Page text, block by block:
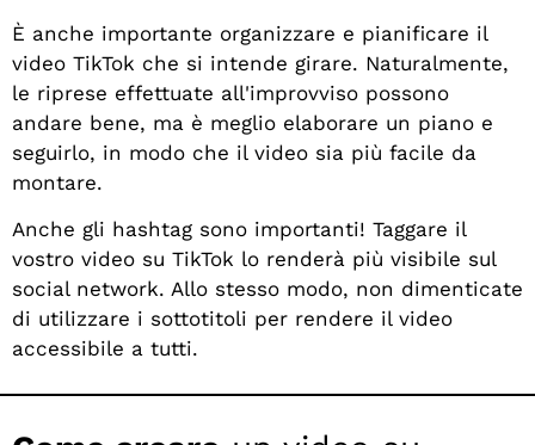
È anche importante organizzare e pianificare il
video TikTok che si intende girare. Naturalmente,
le riprese effettuate all'improvviso possono
andare bene, ma è meglio elaborare un piano e
seguirlo, in modo che il video sia più facile da
montare.
Anche gli hashtag sono importanti! Taggare il
vostro video su TikTok lo renderà più visibile sul
social network. Allo stesso modo, non dimenticate
di utilizzare i sottotitoli per rendere il video
accessibile a tutti.